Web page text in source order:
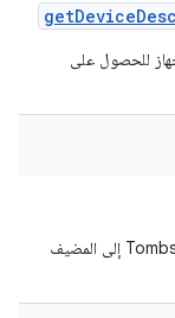
getDevice
للحصول على
يتضمّن Cuttlefish ميزة خاصة تنقل ملفات Tombstones إلى المضيف